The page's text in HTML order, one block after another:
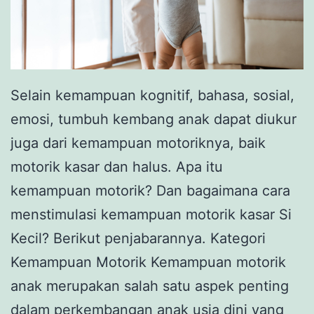
Selain kemampuan kognitif, bahasa, sosial,
emosi, tumbuh kembang anak dapat diukur
juga dari kemampuan motoriknya, baik
motorik kasar dan halus. Apa itu
kemampuan motorik? Dan bagaimana cara
menstimulasi kemampuan motorik kasar Si
Kecil? Berikut penjabarannya. Kategori
Kemampuan Motorik Kemampuan motorik
anak merupakan salah satu aspek penting
dalam perkembangan anak usia dini yang